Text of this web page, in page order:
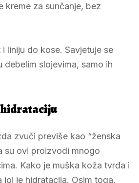
kreme za sunčanje, bez
liniju do kose. Savjetuje se
debelim slojevima, samo ih
hidrataciju
zvuči previše kao “ženska
su ovi proizvodi mnogo
Kako je muška koža tvrđa i
joj je hidratacija. Osim toga,